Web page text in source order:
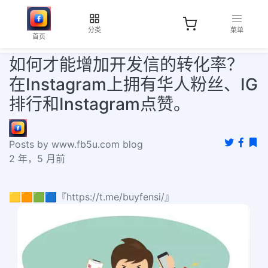
首页
分类 菜单
如何才能增加开发信的转化率？
在Instagram上拥有华人粉丝、IG
排行和Instagram点赞。
Posts by www.fb5u.com blog
2 年，5 月前
🟨🟧🟩🟦『https://t.me/buyfensi/』